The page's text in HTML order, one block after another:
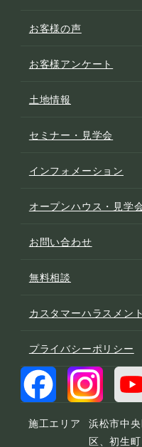
お客様の声
お客様アンケート
土地情報
セミナー・見学会
インフォメーション
オープンハウス・見学
お問い合わせ
無料相談
カスタマーハラスメン
プライバシーポリシー
施工エリア
浜松市中
区、初生